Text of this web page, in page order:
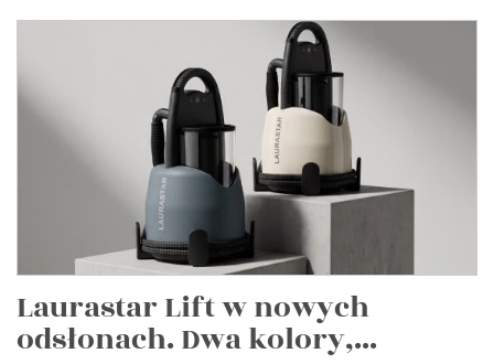
Laurastar Lift w nowych
odsłonach. Dwa kolory,...